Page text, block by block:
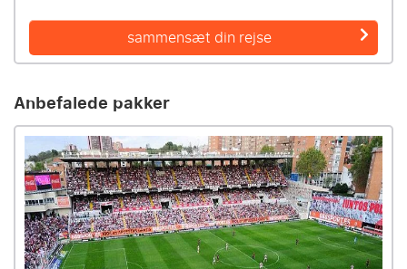
sammensæt din rejse
Anbefalede pakker